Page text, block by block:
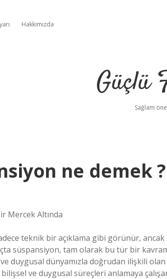
Hakkımızda
Güçlü
Sağlam
ne demek ?
Mercek Altında
teknik bir açıklama gibi görünür,
süspansiyon, tam olarak bu tür bir
ve duygusal dünyamızla doğrudan ilişkili
bilişsel ve duygusal süreçleri anlamaya